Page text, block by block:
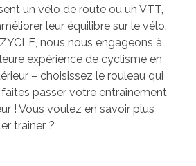
un vélo de route ou un VTT,
leur équilibre sur le vélo.
nous nous engageons à
expérience de cyclisme en
– choisissez le rouleau qui
passer votre entraînement
! Vous voulez en savoir plus
trainer ?